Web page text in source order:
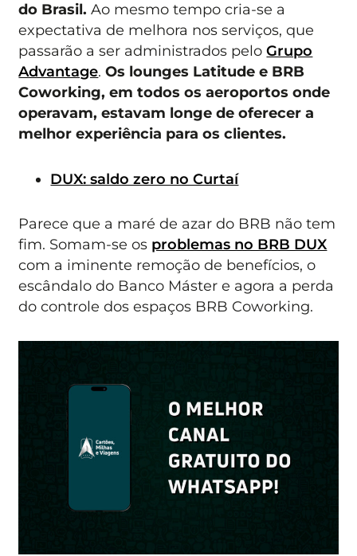
do Brasil.Ao mesmo tempo cria-se a
expectativa de melhora nos serviços, que
passarão a ser administrados peloGrupo
Advantage.Os lounges Latitude e BRB
Coworking, em todos os aeroportos onde
operavam, estavam longe de oferecer a
melhor experiência para os clientes.
DUX: saldo zero no Curtaí
Parece que a maré de azar do BRB não tem
fim. Somam-se os problemas no BRB DUX
com a iminente remoção de benefícios, o
escândalo do Banco Máster e agora a perda
do controle dos espaços BRB Coworking.